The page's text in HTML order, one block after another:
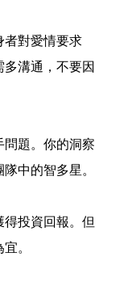
者對愛情要求
溝通，不要因
題。你的洞察
中的智多星。
得投資回報。但
。